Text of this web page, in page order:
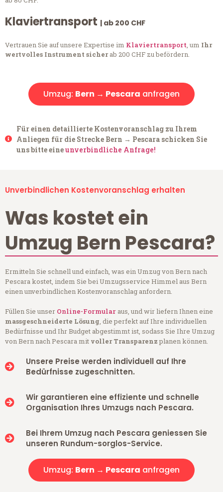
Klaviertransport | ab 200 CHF
Vertrauen Sie auf unsere Expertise im Klaviertransport, um Ihr
wertvolles Instrument sicherab 200 CHF zu befördern.
Umzug: Bern → Pescara anfragen
Für einen detaillierte Kostenvoranschlag zu Ihrem
Anliegen für die Strecke Bern → Pescara schicken Sie
uns bitte eineunverbindliche Anfrage!
Unverbindlichen Kostenvoranschlag erhalten
Was kostet ein
Umzug Bern Pescara?
Ermitteln Sie schnell und einfach, was ein Umzug von Bern nach
Pescara kostet, indem Sie bei Umzugsservice Himmel aus Bern
einen unverbindlichen Kostenvoranschlag anfordern.
Füllen Sie unser Online-Formular aus, und wir liefern Ihnen eine
massgeschneiderte Lösung, die perfekt auf Ihre individuellen
Bedürfnisse und Ihr Budget abgestimmt ist, sodass Sie Ihre Umzug
von Bern nach Pescara mit voller Transparenzplanen können.
Unsere Preise werden individuell auf Ihre
Bedürfnisse zugeschnitten.
Wir garantieren eine effiziente und schnelle
Organisation Ihres Umzugs nach Pescara.
Bei Ihrem Umzug nach Pescara geniessen Sie
unseren Rundum-sorglos-Service.
Umzug: Bern → Pescara anfragen